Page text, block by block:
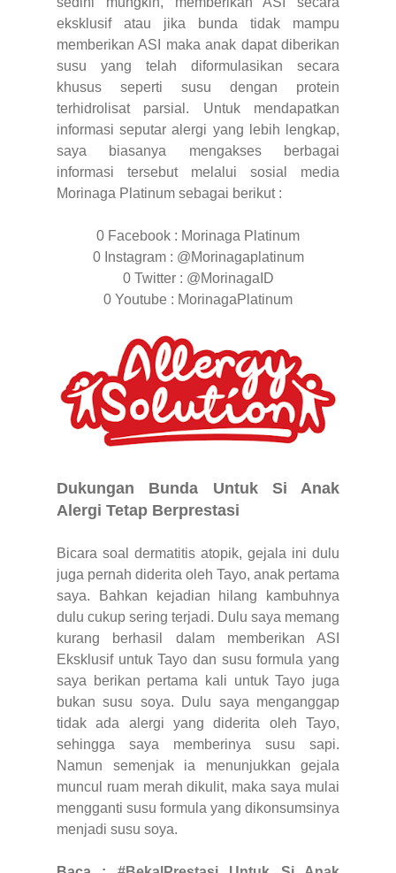
eksklusif atau jika bunda tidak mampu
memberikan ASI maka anak dapat diberikan
susu yang telah diformulasikan secara
khusus seperti susu dengan protein
terhidrolisat parsial. Untuk mendapatkan
informasi seputar alergi yang lebih lengkap,
saya biasanya mengakses berbagai
informasi tersebut melalui sosial media
Morinaga Platinum sebagai berikut :
0 Facebook : Morinaga Platinum
0 Instagram : @Morinagaplatinum
0 Twitter : @MorinagaID
0 Youtube : MorinagaPlatinum
Dukungan Bunda Untuk Si Anak
Alergi Tetap Berprestasi
Bicara soal dermatitis atopik, gejala ini dulu
juga pernah diderita oleh Tayo, anak pertama
saya. Bahkan kejadian hilang kambuhnya
dulu cukup sering terjadi. Dulu saya memang
kurang berhasil dalam memberikan ASI
Eksklusif untuk Tayo dan susu formula yang
saya berikan pertama kali untuk Tayo juga
bukan susu soya. Dulu saya menganggap
tidak ada alergi yang diderita oleh Tayo,
sehingga saya memberinya susu sapi.
Namun semenjak ia menunjukkan gejala
muncul ruam merah dikulit, maka saya mulai
mengganti susu formula yang dikonsumsinya
menjadi susu soya.